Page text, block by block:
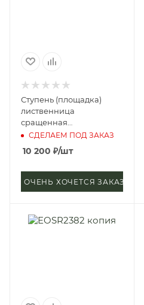
Ступень (площадка)
лиственница
сращенная
40*1000*1500 мм (сорт А)
СДЕЛАЕМ ПОД ЗАКАЗ
10 200 ₽/шт
ОЧЕНЬ ХОЧЕТСЯ ЗАКАЗАТЬ